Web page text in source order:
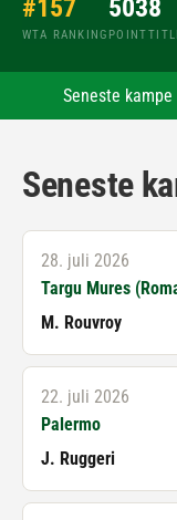
#157
WTA RANKING
503
POINT
8
Seneste kampe
Seneste
28. juli 2026
Targu Mures
M. Rouvroy
22. juli 2026
Palermo
J. Ruggeri